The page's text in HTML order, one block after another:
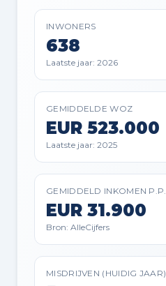
INWONERS
638
Laatste jaar: 2026
GEMIDDELDE WOZ
EUR 523.000
Laatste jaar: 2025
GEMIDDELD INKOMEN P.P.
EUR 31.900
Bron: AlleCijfers
MISDRIJVEN (HUIDIG JAAR)